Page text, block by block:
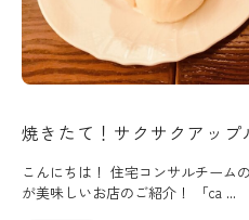
焼きたて！サクサクアップ
こんにちは！ 住宅コンサルチー
が美味しいお店のご紹介！ 「ca ...